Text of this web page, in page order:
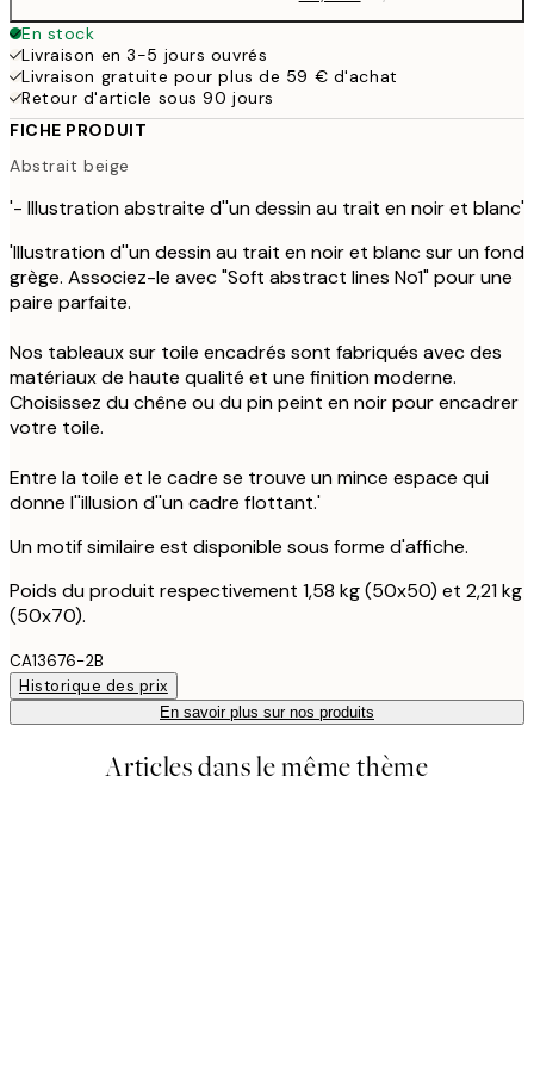
En stock
Livraison en 3-5 jours ouvrés
Livraison gratuite pour plus de 59 € d'achat
Retour d'article sous 90 jours
FICHE PRODUIT
Abstrait beige
'- Illustration abstraite d''un dessin au trait en noir et blanc'
'Illustration d''un dessin au trait en noir et blanc sur un fond
grège. Associez-le avec "Soft abstract lines No1" pour une
paire parfaite.
Nos tableaux sur toile encadrés sont fabriqués avec des
matériaux de haute qualité et une finition moderne.
Choisissez du chêne ou du pin peint en noir pour encadrer
votre toile.
Entre la toile et le cadre se trouve un mince espace qui
donne l''illusion d''un cadre flottant.'
Un motif similaire est disponible sous forme d'affiche.
Poids du produit respectivement 1,58 kg (50x50) et 2,21 kg
(50x70).
CA13676-2B
Historique des prix
En savoir plus sur nos produits
Articles dans le même thème